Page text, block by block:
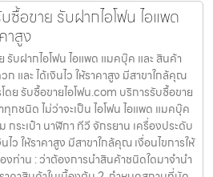
ซื้อขาย รับฝากไอโฟน ไอแพด
าสูง
รับฝากไอโฟน ไอแพด แมคบุ๊ค และ สินค้า
ก และ ได้เงินไว ให้ราคาสูง มีสาขาใกล้คุณ
ดย รับซื้อขายไอโฟน.com บริการรับซื้อขาย
กชนิด ไม่ว่าจะเป็น ไอโฟน ไอแพด แมคบุ๊ค
ระเป๋า นาฬิกา ทีวี จักรยาน เครื่องประดับ
ไว ให้ราคาสูง มีสาขาใกล้คุณ เงื่อนไขการให้
งท่าน : ว่าต้องการนำสินค้าชนิดใดมาจำนำ